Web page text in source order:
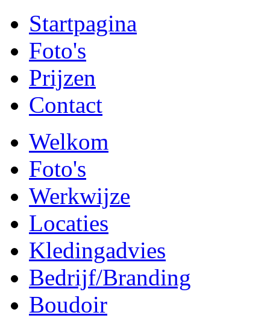
Startpagina
Foto's
Prijzen
Contact
Welkom
Foto's
Werkwijze
Locaties
Kledingadvies
Bedrijf/Branding
Boudoir